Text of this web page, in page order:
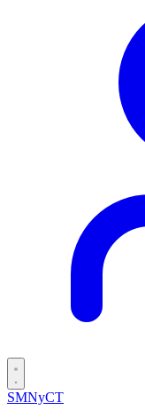
SMNyCT